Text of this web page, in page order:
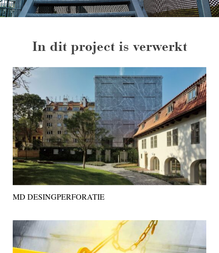
In dit project is verwerkt
MD DESINGPERFORATIE